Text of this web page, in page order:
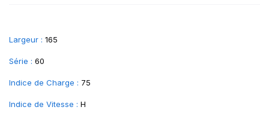
Largeur : 165
Série : 60
Indice de Charge : 75
Indice de Vitesse : H